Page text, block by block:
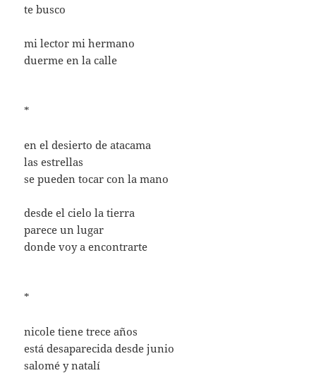
te busco
mi lector mi hermano
duerme en la calle
*
en el desierto de atacama
las estrellas
se pueden tocar con la mano
desde el cielo la tierra
parece un lugar
donde voy a encontrarte
*
nicole tiene trece años
está desaparecida desde junio
salomé y natalí